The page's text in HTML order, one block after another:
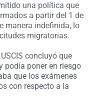
una política que
a partir del 1 de
manera indefinida, lo
migratorias.
concluyó que
podía poner en riesgo
que los exámenes
con respecto a la